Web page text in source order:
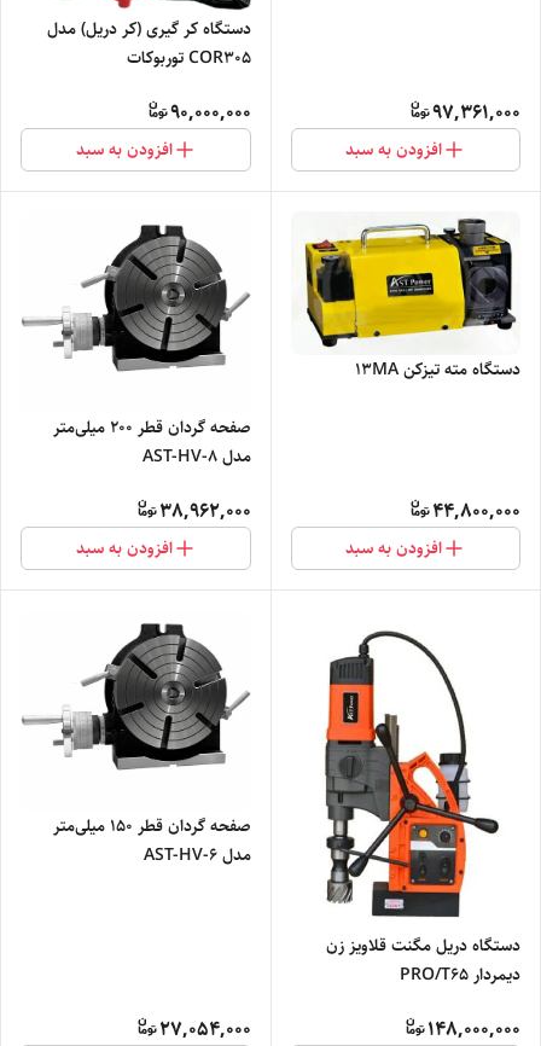
97,361,000
افزودن به سبد
دستگاه کر گیری (کر دریل) مدل
COR305 توربوکات
90,000,000
افزودن به سبد
دستگاه مته تیزکن 13MA
44,800,000
افزودن به سبد
صفحه گردان قطر 200 میلی‌متر
مدل AST-HV-8
38,962,000
افزودن به سبد
دستگاه دریل مگنت قلاویز زن
دیمردار PRO/T65
148,000,000
صفحه گردان قطر 150 میلی‌متر
مدل AST-HV-6
27,054,000